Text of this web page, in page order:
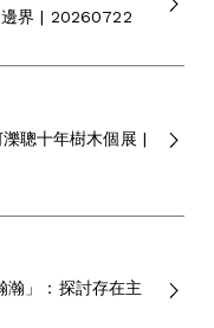
界 | 20260722
聰十年樹木個展 |
」：探討存在主